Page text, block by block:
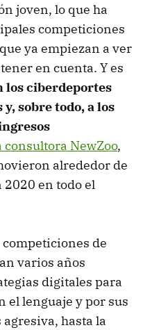
joven, lo que ha
competiciones
ya empiezan a ver
en cuenta. Y es
los ciberdeportes
sobre todo, a los
consultora NewZoo,
alrededor de
en todo el
de
varios años
digitales para
el lenguaje y por sus
hasta la